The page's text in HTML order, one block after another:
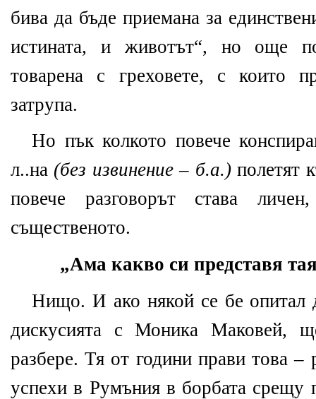
бива да бъде приемана за
истината, и животът“, но още
товарена с греховете, с които
затрупа.
Но пък колкото повече
л..на (без извинение – б.а.) полетят
повече разговорът става
същественото.
„Ама какво си представя
Нищо. И ако някой се бе опитал
дискусията с Моника Маковей,
разбере. Тя от години прави това –
успехи в Румъния в борбата срещу